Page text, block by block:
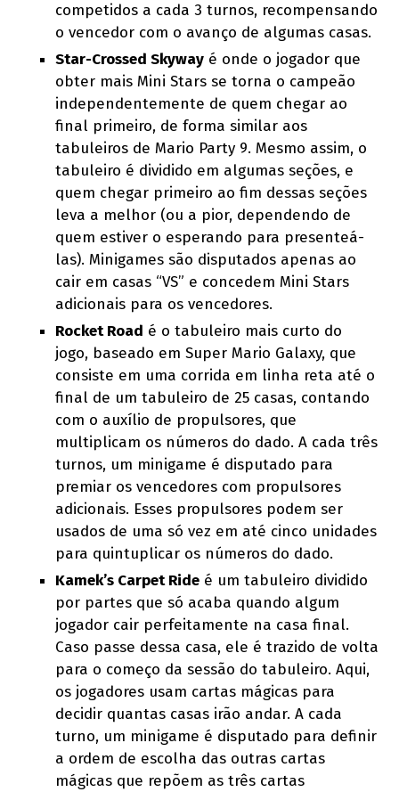
competidos a cada 3 turnos, recompensando
o vencedor com o avanço de algumas casas.
Star-Crossed Skyway é onde o jogador que
obter mais Mini Stars se torna o campeão
independentemente de quem chegar ao
final primeiro, de forma similar aos
tabuleiros de Mario Party 9. Mesmo assim, o
tabuleiro é dividido em algumas seções, e
quem chegar primeiro ao fim dessas seções
leva a melhor (ou a pior, dependendo de
quem estiver o esperando para presenteá-
las). Minigames são disputados apenas ao
cair em casas “VS” e concedem Mini Stars
adicionais para os vencedores.
Rocket Road é o tabuleiro mais curto do
jogo, baseado em Super Mario Galaxy, que
consiste em uma corrida em linha reta até o
final de um tabuleiro de 25 casas, contando
com o auxílio de propulsores, que
multiplicam os números do dado. A cada três
turnos, um minigame é disputado para
premiar os vencedores com propulsores
adicionais. Esses propulsores podem ser
usados de uma só vez em até cinco unidades
para quintuplicar os números do dado.
Kamek’s Carpet Ride é um tabuleiro dividido
por partes que só acaba quando algum
jogador cair perfeitamente na casa final.
Caso passe dessa casa, ele é trazido de volta
para o começo da sessão do tabuleiro. Aqui,
os jogadores usam cartas mágicas para
decidir quantas casas irão andar. A cada
turno, um minigame é disputado para definir
a ordem de escolha das outras cartas
mágicas que repõem as três cartas